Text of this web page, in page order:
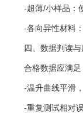
-超薄/小样品：使
-各向异性材料：
四、数据判读与
合格数据应满足
-温升曲线平滑，
-重复测试相对误